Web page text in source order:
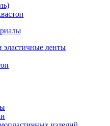
ленты